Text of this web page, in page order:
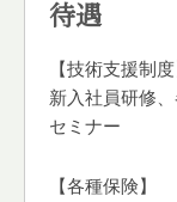
待遇
【技術支援制度
新入社員研修
セミナー
【各種保険】